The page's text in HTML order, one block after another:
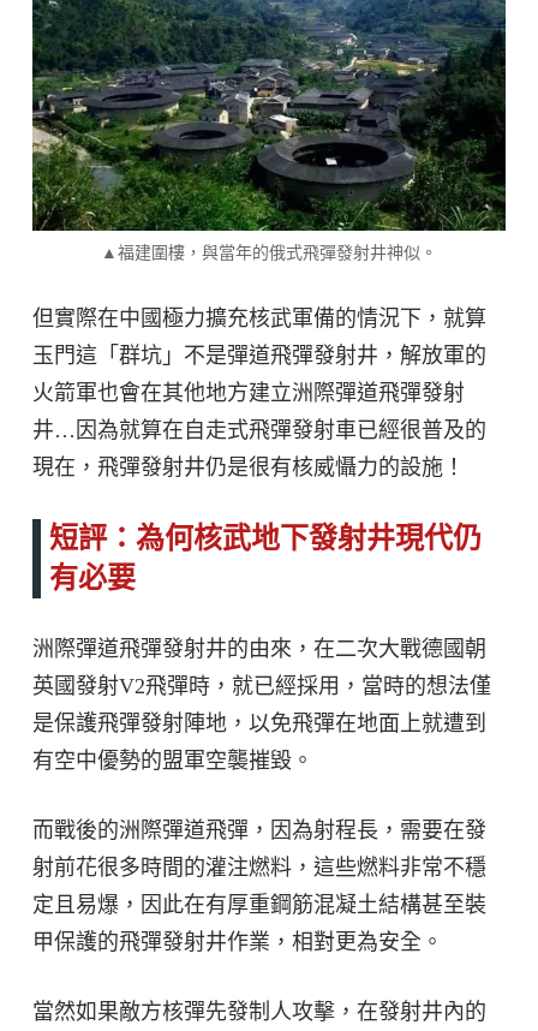
▲福建圍樓，與當年的俄式飛彈發射井神似。
但實際在中國極力擴充核武軍備的情況下，就算
玉門這「群坑」不是彈道飛彈發射井，解放軍的
火箭軍也會在其他地方建立洲際彈道飛彈發射
井…因為就算在自走式飛彈發射車已經很普及的
現在，飛彈發射井仍是很有核威懾力的設施！
短評：為何核武地下發射井現代仍
有必要
洲際彈道飛彈發射井的由來，在二次大戰德國朝
英國發射V2飛彈時，就已經採用，當時的想法僅
是保護飛彈發射陣地，以免飛彈在地面上就遭到
有空中優勢的盟軍空襲摧毀。
而戰後的洲際彈道飛彈，因為射程長，需要在發
射前花很多時間的灌注燃料，這些燃料非常不穩
定且易爆，因此在有厚重鋼筋混凝土結構甚至裝
甲保護的飛彈發射井作業，相對更為安全。
當然如果敵方核彈先發制人攻擊，在發射井內的